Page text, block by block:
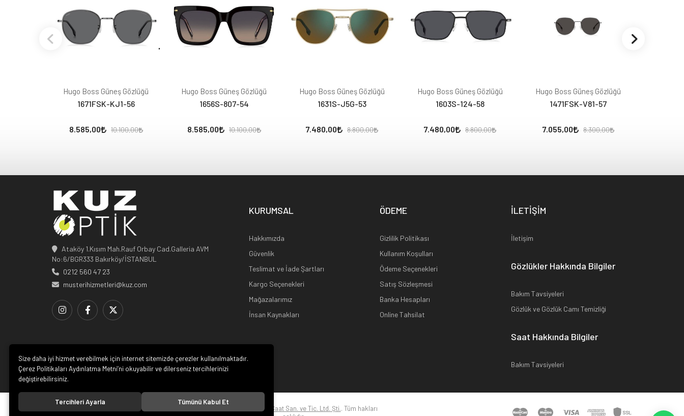
Hugo Boss Güneş Gözlüğü
1671FSK-KJ1-56
8.585,00 10.100,00
Hugo Boss Güneş Gözlüğü
1656S-807-54
8.585,00 10.100,00
Hugo Boss Güneş Gözlüğü
1631S-J5G-53
7.480,00 8.800,00
Hugo Boss Güneş Gözlüğü
1603S-124-58
7.480,00 8.800,00
Hugo Boss Güneş Gözlüğü
1471FSK-V81-57
7.055,00 8.300,00
Ataköy 1.Kısım Mah.Rauf Orbay Cad.Galleria AVM
No:6/BGR333 Bakırköy/İSTANBUL
0212 560 47 23
musterihizmetleri@kuz.com
KURUMSAL
Hakkımızda
Güvenlik
Teslimat ve İade Şartları
Kargo Seçenekleri
Mağazalarımız
İnsan Kaynakları
ÖDEME
Gizlilik Politikası
Kullanım Koşulları
Ödeme Seçenekleri
Satış Sözleşmesi
Banka Hesapları
Online Tahsilat
İLETİŞİM
İletişim
Gözlükler Hakkında Bilgiler
Bakım Tavsiyeleri
Gözlük ve Gözlük Camı Temizliği
Saat Hakkında Bilgiler
Bakım Tavsiyeleri
Kuz Optik ve Saat San. ve Tic. Ltd. Şti.. Tüm hakları
Size daha iyi hizmet verebilmek için internet sitemizde çerezler kullanılmaktadır.
Çerez Politikaları Aydınlatma Metni’ni okuyabilir ve dilerseniz tercihlerinizi
değiştirebilirsiniz.
Tercihleri Ayarla Tümünü Kabul Et